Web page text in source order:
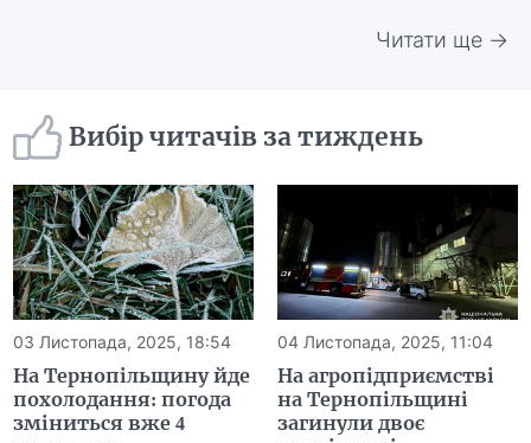
Читати ще →
Вибір читачів за тиждень
03 Листопада, 2025, 18:54
На Тернопільщину йде
похолодання: погода
зміниться вже 4
04 Листопада, 2025, 11:04
На агропідприємстві
на Тернопільщині
загинули двоє